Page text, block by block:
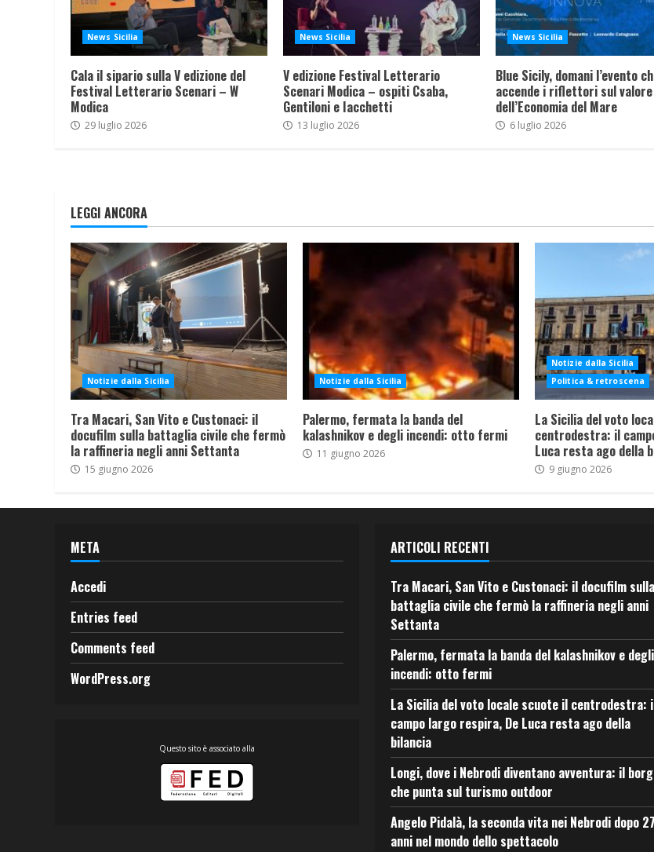
News Sicilia
Cala il sipario sulla V edizione del
Festival Letterario Scenari – W
Modica
29 luglio 2026
News Sicilia
V edizione Festival Letterario
Scenari Modica – ospiti Csaba,
Gentiloni e Iacchetti
13 luglio 2026
News Sicilia
Blue Sicily, domani l’evento
accende i riflettori sul valore
dell’Economia del Mare
6 luglio 2026
LEGGI ANCORA
Notizie dalla Sicilia
Tra Macari, San Vito e Custonaci: il
docufilm sulla battaglia civile che fermò
la raffineria negli anni Settanta
15 giugno 2026
Notizie dalla Sicilia
Palermo, fermata la banda del
kalashnikov e degli incendi: otto fermi
11 giugno 2026
Notizie dalla Sicilia
Politica & retroscena
La Sicilia del voto
centrodestra: il
Luca resta ago della
9 giugno 2026
META
Accedi
Entries feed
Comments feed
WordPress.org
Questo sito è associato alla
ARTICOLI RECENTI
Tra Macari, San Vito e Custonaci: il docufilm sulla
battaglia civile che fermò la raffineria negli anni
Settanta
Palermo, fermata la banda del kalashnikov e degli
incendi: otto fermi
La Sicilia del voto locale scuote il centrodestra:
campo largo respira, De Luca resta ago della
bilancia
Longi, dove i Nebrodi diventano avventura: il
che punta sul turismo outdoor
Angelo Pidalà, la seconda vita nei Nebrodi dopo 27
anni nel mondo dello spettacolo